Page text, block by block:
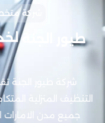
شركة
طيور الجنة
شركة طيور
التنظيف المنزلية
جميع مدن الامارات